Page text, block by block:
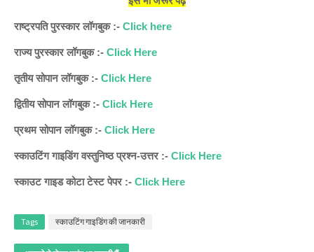
राष्ट्रपति पुरस्कार लॉगबुक :- Click here
राज्य पुरस्कार लॉगबुक :- Click Here
तृतीय सोपान लॉगबुक :- Click Here
द्वितीय सोपान लॉगबुक :- Click Here
प्रथम सोपान लॉगबुक :- Click Here
स्काउटिंग गाइडिंग वस्तुनिष्ठ प्रश्न-उत्तर :- Click Here
स्काउट गाइड कोटा टेस्ट पेपर :- Click Here
Tags स्काउटिंग गाइडिंग की जानकारी